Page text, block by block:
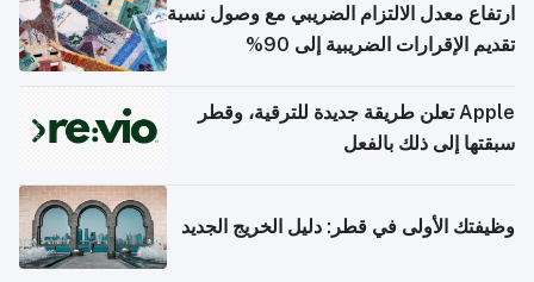
ارتفاع معدل الالتزام الضريبي مع وصول نسبة
تقديم الإقرارات الضريبية إلى 90%
Apple تعلن طريقة جديدة للترقية، وقطر
سبقتها إلى ذلك بالفعل
وظيفتك الأولى في قطر: دليل الخريج الجديد